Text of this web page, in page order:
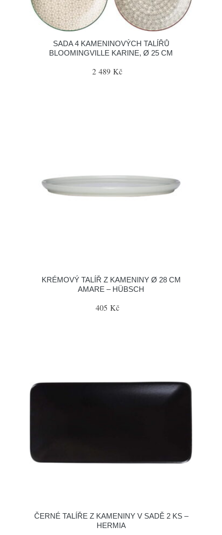
SADA 4 KAMENINOVÝCH TALÍŘŮ
BLOOMINGVILLE KARINE, Ø 25 CM
2 489 Kč
KRÉMOVÝ TALÍŘ Z KAMENINY Ø 28 CM
AMARE – HÜBSCH
405 Kč
ČERNÉ TALÍŘE Z KAMENINY V SADĚ 2 KS –
HERMIA